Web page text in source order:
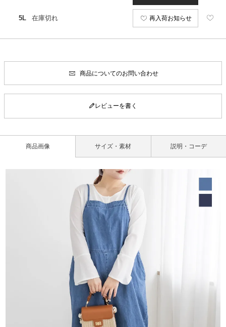
5L 在庫切れ 再入荷お知らせ
商品についてのお問い合わせ
レビューを書く
商品画像 サイズ・素材 説明・コーデ